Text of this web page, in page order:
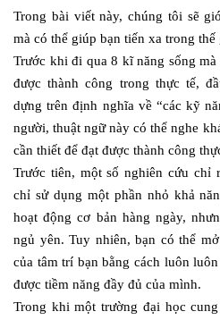
Trong bài viết này, chúng tôi sẽ
mà có thể giúp bạn tiến xa trong
Trước khi đi qua 8 kĩ năng sống mà
được thành công trong thực tế,
dựng trên định nghĩa về “các kỹ
người, thuật ngữ này có thể nghe
cần thiết để đạt được thành công
Trước tiên, một số nghiên cứu chỉ
chỉ sử dụng một phần nhỏ khả
hoạt động cơ bản hàng ngày,
ngủ yên. Tuy nhiên, bạn có thể
của tâm trí bạn bằng cách luôn
được tiềm năng đầy đủ của mình.
Trong khi một trường đại học